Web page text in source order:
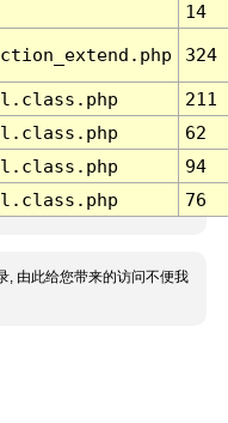
14
324
211
62
94
76
, 由此给您带来的访问不便我